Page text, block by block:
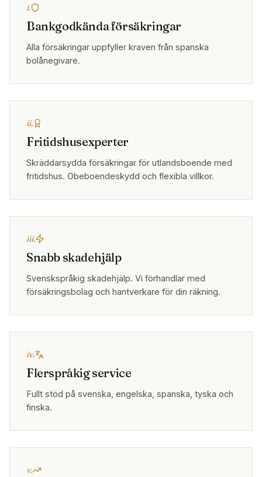
i.
Bankgodkända försäkringar
Alla försäkringar uppfyller kraven från spanska
bolånegivare.
ii.
Fritidshusexperter
Skräddarsydda försäkringar för utlandsboende med
fritidshus. Obeboendeskydd och flexibla villkor.
iii.
Snabb skadehjälp
Svenskspråkig skadehjälp. Vi förhandlar med
försäkringsbolag och hantverkare för din räkning.
iv.
Flerspråkig service
Fullt stöd på svenska, engelska, spanska, tyska och
finska.
v.